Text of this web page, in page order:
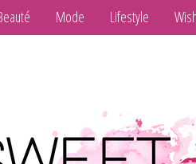
Mode Lifestyle